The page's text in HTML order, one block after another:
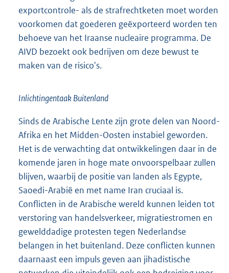
exportcontrole- als de strafrechtketen moet worden
voorkomen dat goederen geëxporteerd worden ten
behoeve van het Iraanse nucleaire programma. De
AIVD bezoekt ook bedrijven om deze bewust te
maken van de risico's.
Inlichtingentaak Buitenland
Sinds de Arabische Lente zijn grote delen van Noord-
Afrika en het Midden-Oosten instabiel geworden.
Het is de verwachting dat ontwikkelingen daar in de
komende jaren in hoge mate onvoorspelbaar zullen
blijven, waarbij de positie van landen als Egypte,
Saoedi-Arabië en met name Iran cruciaal is.
Conflicten in de Arabische wereld kunnen leiden tot
verstoring van handelsverkeer, migratiestromen en
gewelddadige protesten tegen Nederlandse
belangen in het buitenland. Deze conflicten kunnen
daarnaast een impuls geven aan jihadistische